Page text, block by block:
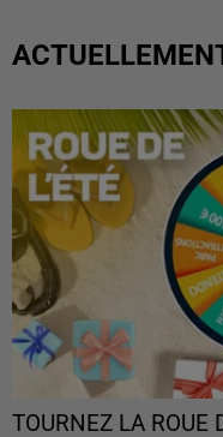
TOURNEZ LA ROUE